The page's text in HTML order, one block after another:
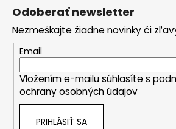
Odoberať newsletter
Nezmeškajte žiadne novinky či
Email
Vložením e-mailu súhlasíte s
ochrany osobných údajov
PRIHLÁSIŤ SA